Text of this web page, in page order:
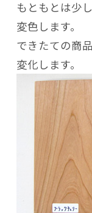
もともとは少
変色します。
できたての商
変化します。